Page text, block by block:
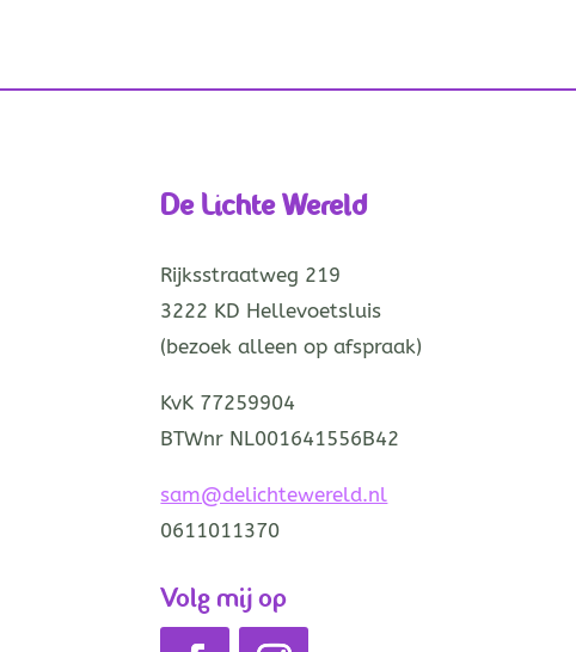
De Lichte Wereld
Rijksstraatweg 219
3222 KD Hellevoetsluis
(bezoek alleen op afspraak)
KvK 77259904
BTWnr NL001641556B42
sam@delichtewereld.nl
0611011370
Volg mij op